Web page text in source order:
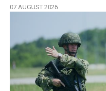
armata rusă
07 AUGUST 2026